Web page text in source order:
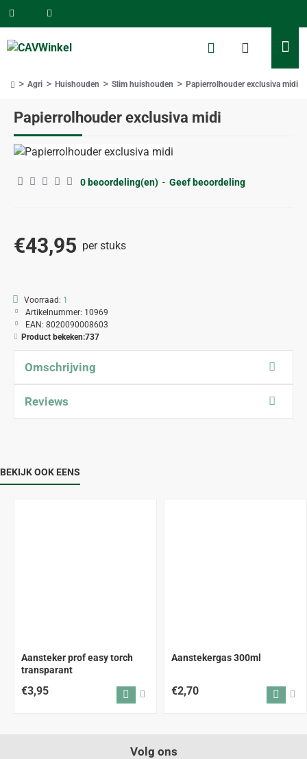
Papierrolhouder exclusiva midi
Agri Huishouden Slim huishouden Papierrolhouder exclusiva midi
0 beoordeling(en) - Geef beoordeling
€43,95 per stuks
Voorraad: 1
Artikelnummer: 10969
EAN: 8020090008603
Product bekeken:737
Omschrijving
Reviews
BEKIJK OOK EENS
Aansteker prof easy torch
transparant
€3,95
Aanstekergas 300ml
€2,70
Volg ons